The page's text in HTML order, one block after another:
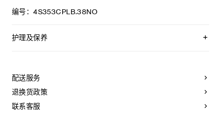
编号：4S353CPLB.38NO
护理及保养
-请使用湿布和温和肥皂水清洁太阳眼镜，然后以干净柔软的布
擦干。
- 请勿使用溶剂（例如酒精、丙酮等）或刺激性清洁剂，以免损
害产品。
配送服务
退换货政策
联系客服